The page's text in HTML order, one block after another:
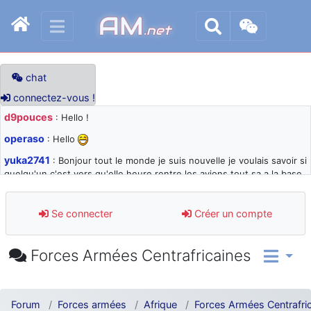
AM.net
chat
connectez-vous !
d9pouces : Hello !
operaso : Hello
yuka2741 : Bonjour tout le monde je suis nouvelle je voulais savoir si
quelqu'un c'est vers qu'elle heure rentre les avions tout sa a la base
d9pouces: désolé pour les quelques blocages du site ces derniers
jours : je teste des méthodes contre le spam et les bots trop nocifs
paxwax: Super, la nouvelle bannière
comprendre
Se connecter Créer un compte
Forces Armées Centrafricaines
Forum Forces armées Afrique Forces Armées